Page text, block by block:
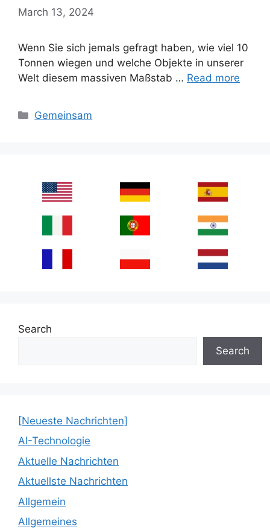
March 13, 2024
Wenn Sie sich jemals gefragt haben, wie viel 10
Tonnen wiegen und welche Objekte in unserer
Welt diesem massiven Maßstab … Read more
Categories
Gemeinsam
Search
Search
[Neueste Nachrichten]
AI-Technologie
Aktuelle Nachrichten
Aktuellste Nachrichten
Allgemein
Allgemeines